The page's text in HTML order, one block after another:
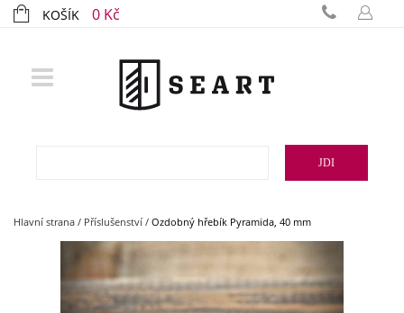
KOŠÍK 0 Kč
JDI
Hlavní strana / Příslušenství / Ozdobný hřebík Pyramida, 40 mm